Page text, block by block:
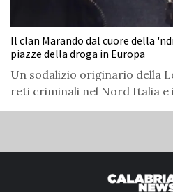
Il clan Marando dal cuore della
piazze della droga in Europa
Un sodalizio originario della
reti criminali nel Nord Italia e